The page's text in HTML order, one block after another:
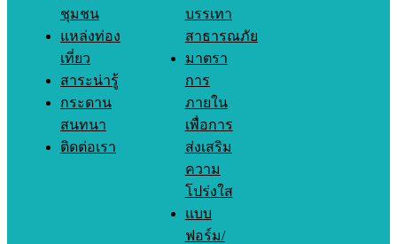
ชุมชน
แหล่งท่อง
เที่ยว
สาระน่ารู้
กระดาน
สนทนา
ติดต่อเรา
บรรเทา
สาธารณภัย
มาตรา
การ
ภายใน
เพื่อการ
ส่งเสริม
ความ
โปร่งใส
แบบ
ฟอร์ม/